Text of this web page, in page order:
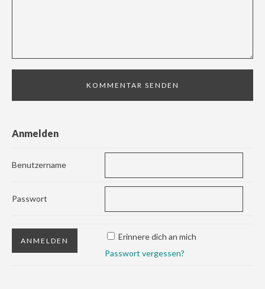
Anmelden
Benutzername
Passwort
Erinnere dich an mich
Passwort vergessen?